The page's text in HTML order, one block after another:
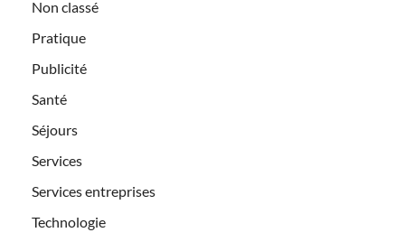
Non classé
Pratique
Publicité
Santé
Séjours
Services
Services entreprises
Technologie